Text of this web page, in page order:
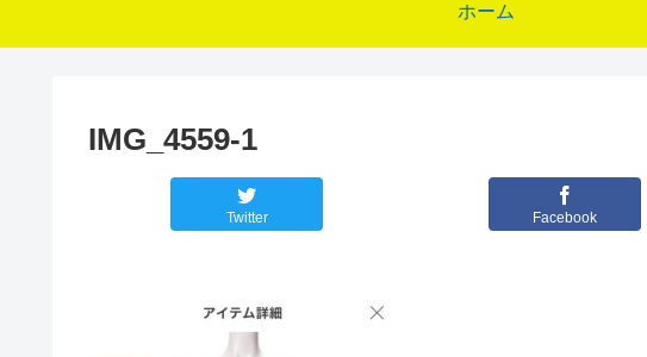
ホーム
IMG_4559-1
Twitter Facebook